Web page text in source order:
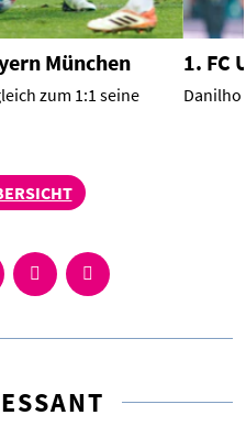
München
zum 1:1 seine
1. FC